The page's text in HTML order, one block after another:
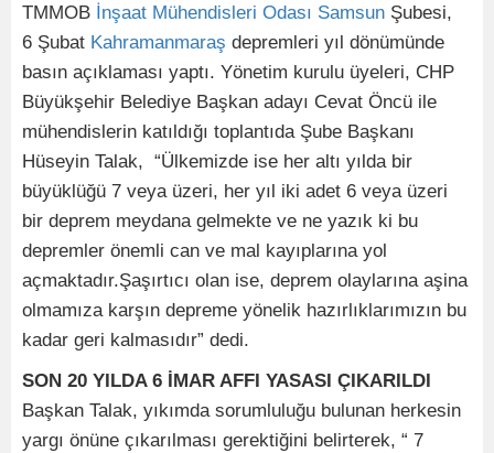
TMMOB İnşaat Mühendisleri Odası Samsun Şubesi,
6 Şubat Kahramanmaraş depremleri yıl dönümünde
basın açıklaması yaptı. Yönetim kurulu üyeleri, CHP
Büyükşehir Belediye Başkan adayı Cevat Öncü ile
mühendislerin katıldığı toplantıda Şube Başkanı
Hüseyin Talak, “Ülkemizde ise her altı yılda bir
büyüklüğü 7 veya üzeri, her yıl iki adet 6 veya üzeri
bir deprem meydana gelmekte ve ne yazık ki bu
depremler önemli can ve mal kayıplarına yol
açmaktadır.Şaşırtıcı olan ise, deprem olaylarına aşina
olmamıza karşın depreme yönelik hazırlıklarımızın bu
kadar geri kalmasıdır” dedi.
SON 20 YILDA 6 İMAR AFFI YASASI ÇIKARILDI
Başkan Talak, yıkımda sorumluluğu bulunan herkesin
yargı önüne çıkarılması gerektiğini belirterek, “ 7